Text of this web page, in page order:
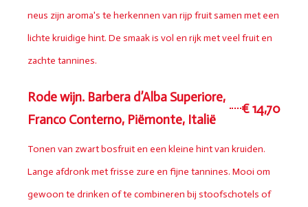
neus zijn aroma's te herkennen van rijp fruit samen met een
lichte kruidige hint. De smaak is vol en rijk met veel fruit en
zachte tannines.
Rode wijn. Barbera d’Alba Superiore,
Franco Conterno, Piëmonte, Italië
€ 14,70
Tonen van zwart bosfruit en een kleine hint van kruiden.
Lange afdronk met frisse zure en fijne tannines. Mooi om
gewoon te drinken of te combineren bij stoofschotels of